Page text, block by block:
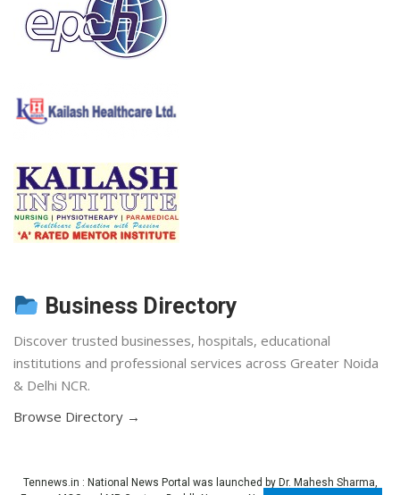
Business Directory
Discover trusted businesses, hospitals, educational
institutions and professional services across Greater Noida
& Delhi NCR.
Browse Directory →
Tennews.in : National News Portal was launched by Dr. Mahesh Sharma,